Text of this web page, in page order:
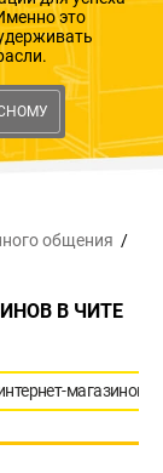
это
общения
В ЧИТЕ
магазинов